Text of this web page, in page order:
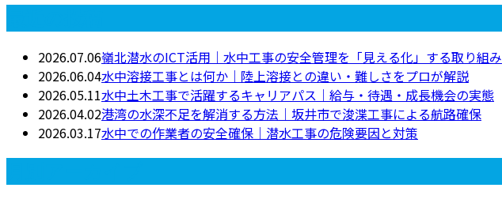
2026.07.06嶺北潜水のICT活用｜水中工事の安全管理を「見える化」する取り組み
2026.06.04水中溶接工事とは何か｜陸上溶接との違い・難しさをプロが解説
2026.05.11水中土木工事で活躍するキャリアパス｜給与・待遇・成長機会の実態
2026.04.02港湾の水深不足を解消する方法｜坂井市で浚渫工事による航路確保
2026.03.17水中での作業者の安全確保｜潜水工事の危険要因と対策